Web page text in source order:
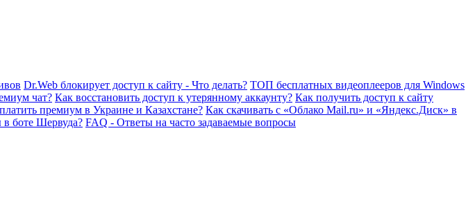
Dr.Web блокирует доступ к сайту - Что делать? ТОП бесплатных видеоплееров для Windows
чат? Как восстановить доступ к утерянному аккаунту? Как получить доступ к сайту
премиум в Украине и Казахстане? Как скачивать с «Облако Mail.ru» и «Яндекс.Диск» в
в боте Шервуда? FAQ - Ответы на часто задаваемые вопросы